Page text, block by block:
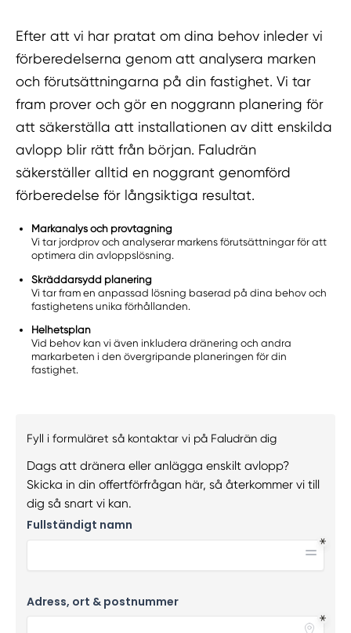
Efter att vi har pratat om dina behov inleder vi
förberedelserna genom att analysera marken
och förutsättningarna på din fastighet. Vi tar
fram prover och gör en noggrann planering för
att säkerställa att installationen av ditt enskilda
avlopp blir rätt från början. Faludrän
säkerställer alltid en noggrant genomförd
förberedelse för långsiktiga resultat.
Markanalys och provtagning
Vi tar jordprov och analyserar markens förutsättningar för att
optimera din avloppslösning.
Skräddarsydd planering
Vi tar fram en anpassad lösning baserad på dina behov och
fastighetens unika förhållanden.
Helhetsplan
Vid behov kan vi även inkludera dränering och andra
markarbeten i den övergripande planeringen för din
fastighet.
Fyll i formuläret så kontaktar vi på Faludrän dig
Dags att dränera eller anlägga enskilt avlopp?
Skicka in din offertförfrågan här, så återkommer vi till
dig så snart vi kan.
Fullständigt namn
Adress, ort & postnummer